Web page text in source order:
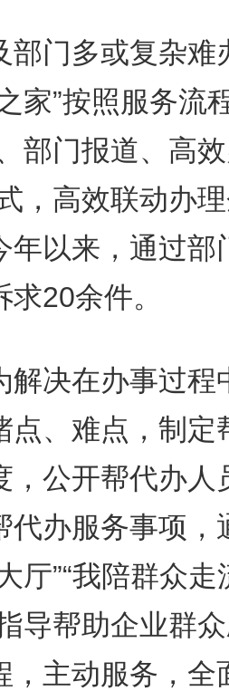
门多或复杂难
家”按照服务流
部门报道、高
，高效联动办
年以来，通过部
20余件。
决在办事过程
点、难点，制定
，公开帮代办人
代办服务事项，
厅”“我陪群众走
导帮助企业群
，主动服务，全